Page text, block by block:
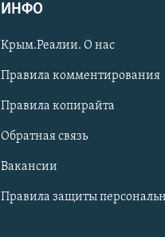
ИНФО
Крым.Реалии. О нас
Правила комментирования
Правила копирайта
Обратная связь
Вакансии
Правила защиты